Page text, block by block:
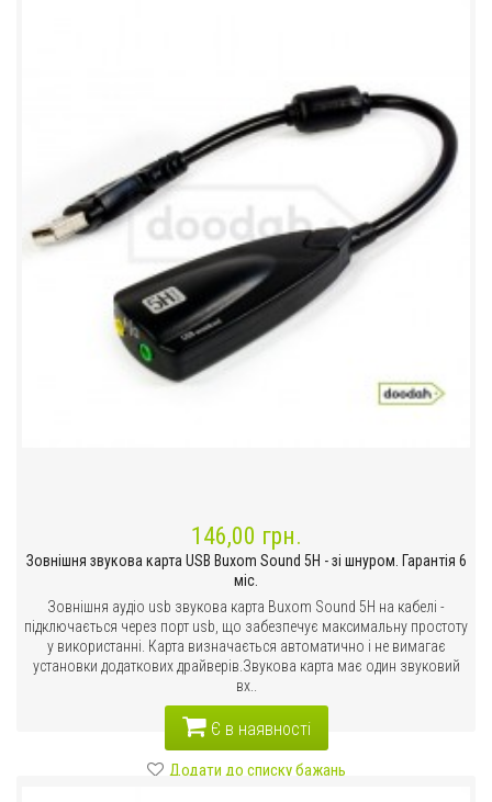
146,00 грн.
Зовнішня звукова карта USB Buxom Sound 5H - зі шнуром. Гарантія 6
міс.
Зовнішня аудіо usb звукова карта Buxom Sound 5H на кабелі -
підключається через порт usb, що забезпечує максимальну простоту
у використанні. Карта визначається автоматично і не вимагає
установки додаткових драйверів.Звукова карта має один звуковий
вх..
Є в наявності
Додати до списку бажань